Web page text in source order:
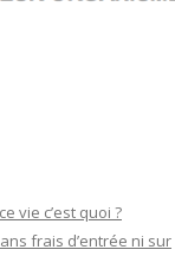
vie c’est quoi ?
frais d’entrée ni sur